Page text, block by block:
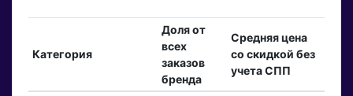
Категория
Доля от
всех
заказов
бренда
Средняя цена
со скидкой без
учета СПП